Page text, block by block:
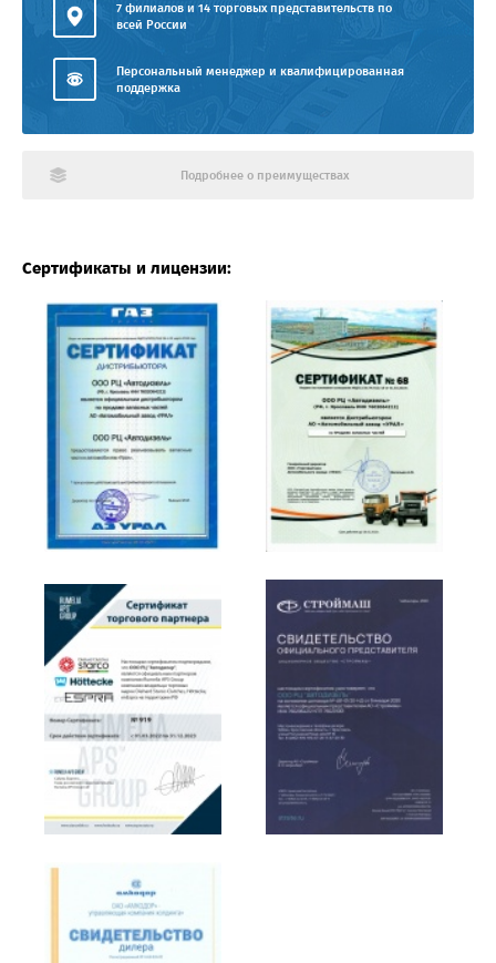
7 филиалов и 14 торговых представительств по
всей России
Персональный менеджер и квалифицированная
поддержка
Подробнее о преимуществах
Сертификаты и лицензии: